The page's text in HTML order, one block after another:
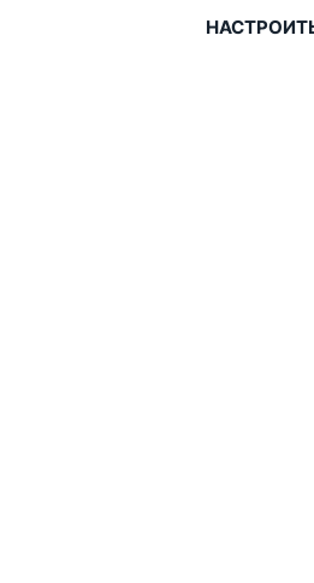
Отдел администрации центрального